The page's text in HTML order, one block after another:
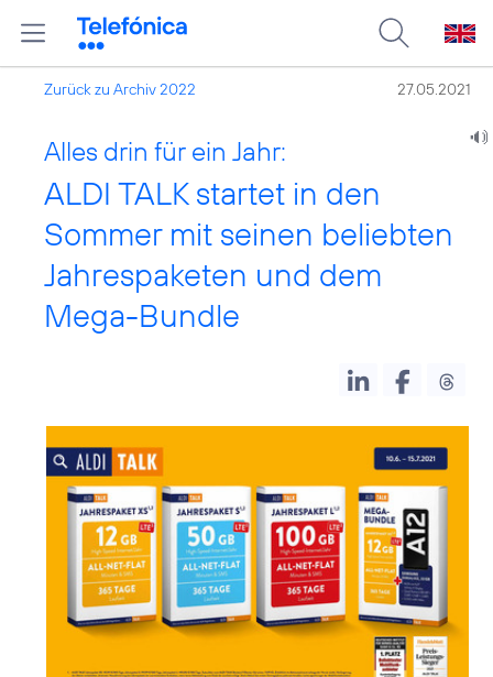
Zurück zu Archiv 2022 27.05.2021
Alles drin für ein Jahr:
ALDI TALK startet in den
Sommer mit seinen beliebten
Jahrespaketen und dem
Mega-Bundle